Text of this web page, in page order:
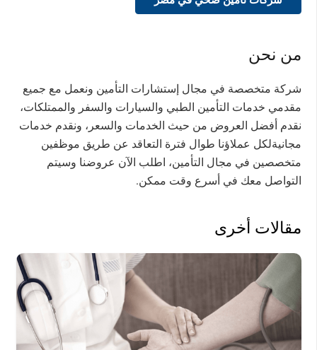
من نحن
شركة متخصصة في مجال إستشارات التأمين ونعمل مع جميع
مقدمي خدمات التأمين الطبي والسيارات والسفر والممتلكات،
نقدم أفضل العروض من حيث الخدمات والسعر، ونقدم خدمات
مجانيةلكل عملاؤنا طوال فترة التعاقد عن طريق موظفين
متخصصين في مجال التأمين، اطلب الآن عروضنا وسيتم
التواصل معك في أسرع وقت ممكن.
مقالات أخرى